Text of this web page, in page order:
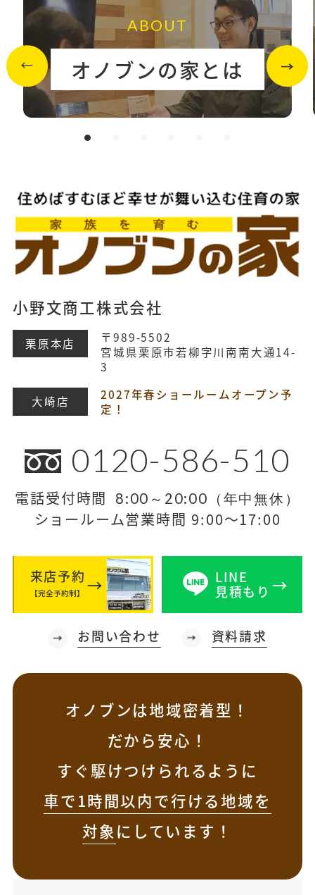
ABOUT
オノブンの家とは
小野文商工株式会社
栗原本店
〒989-5502
宮城県栗原市若柳字川南南大通14-
3
大崎店
2027年春ショールームオープン予
定！
0120-586-510
電話受付時間 8:00～20:00（年中無休）
ショールーム営業時間 9:00～17:00
来店予約
【完全予約制】
LINE
見積もり
お問い合わせ 資料請求
オノブンは地域密着型！
だから安心！
すぐ駆けつけられるように
車で1時間以内で行ける地域を
対象にしています！